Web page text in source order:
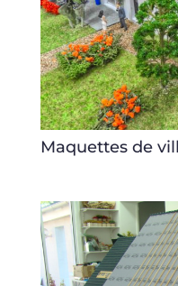
Maquettes de